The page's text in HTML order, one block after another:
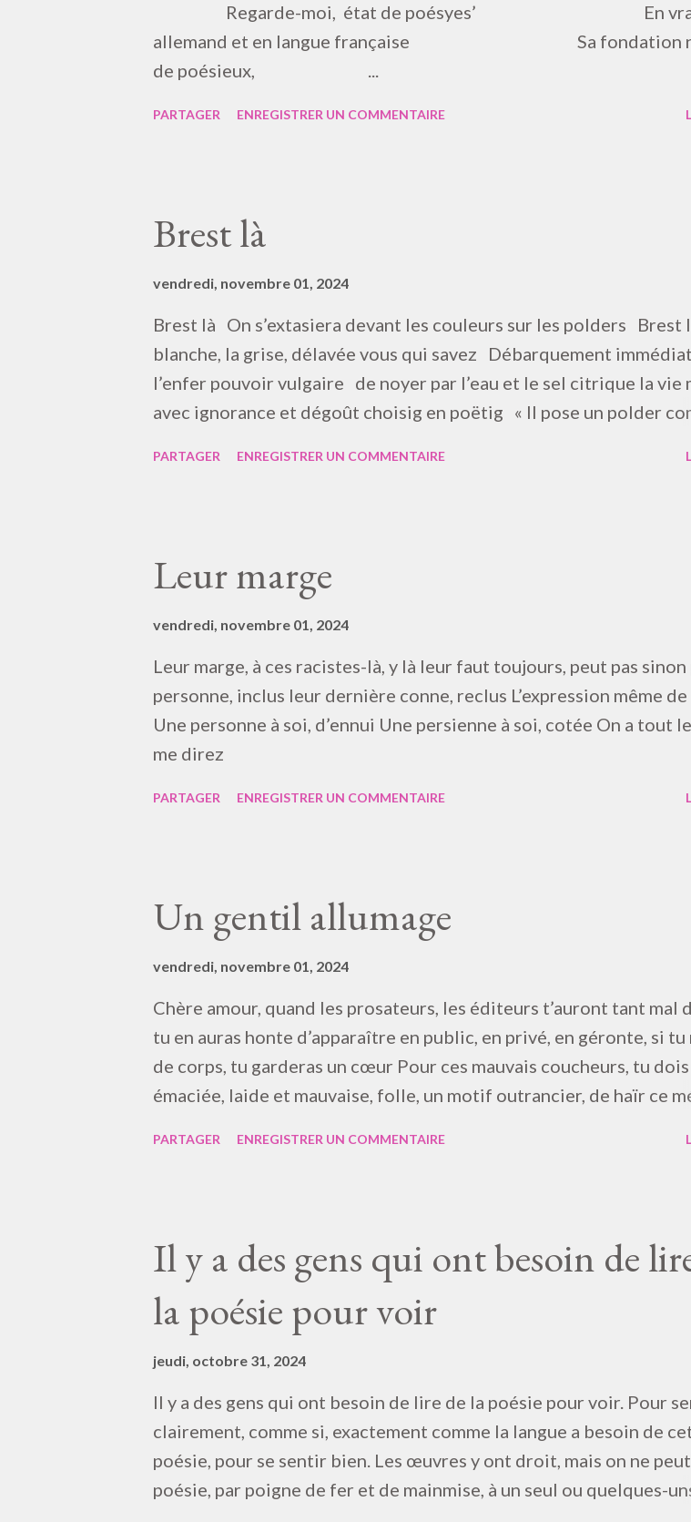
Regarde-moi, état de poésyes’ En vrai,
allemand et en langue française Sa fondation
de poésieux, ...
PARTAGER ENREGISTRER UN COMMENTAIRE
Brest là
vendredi, novembre 01, 2024
Brest là On s’extasiera devant les couleurs sur les polders Brest
blanche, la grise, délavée vous qui savez Débarquement
l’enfer pouvoir vulgaire de noyer par l’eau et le sel citrique la vie
avec ignorance et dégoût choisig en poëtig « Il pose un polder
PARTAGER ENREGISTRER UN COMMENTAIRE
Leur marge
vendredi, novembre 01, 2024
Leur marge, à ces racistes-là, y là leur faut toujours, peut pas
personne, inclus leur dernière conne, reclus L’expression même
Une personne à soi, d’ennui Une persienne à soi, cotée On a tout
me direz
PARTAGER ENREGISTRER UN COMMENTAIRE
Un gentil allumage
vendredi, novembre 01, 2024
Chère amour, quand les prosateurs, les éditeurs t’auront tant mal
tu en auras honte d’apparaître en public, en privé, en géronte, si tu
de corps, tu garderas un cœur Pour ces mauvais coucheurs, tu
émaciée, laide et mauvaise, folle, un motif outrancier, de haïr ce
dans l’art des récits, qu’est-ce qu’une jeunesse ? L’idéalisme, n’est-
trahison en république ? Ban platonique ? Vous êtes virés des bords
avec la mixité scolaire et, gloire… Obligatoire…
PARTAGER ENREGISTRER UN COMMENTAIRE
Il y a des gens qui ont besoin de
la poésie pour voir
jeudi, octobre 31, 2024
Il y a des gens qui ont besoin de lire de la poésie pour voir. Pour
clairement, comme si, exactement comme la langue a besoin de
poésie, pour se sentir bien. Les œuvres y ont droit, mais on ne
poésie, par poigne de fer et de mainmise, à un seul ou quelques-